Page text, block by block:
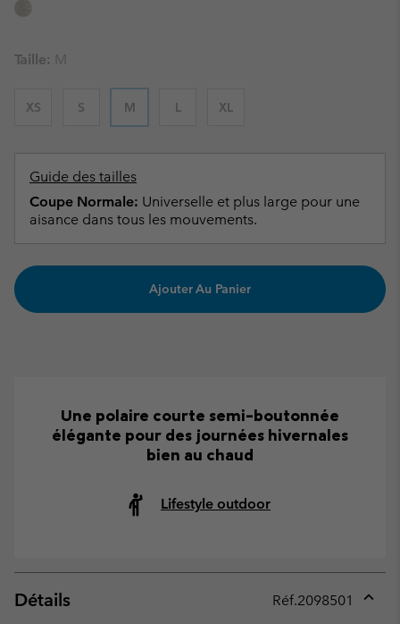
Taille: M
XS S M L XL
Guide des tailles
Coupe Normale: Universelle et plus large pour une
aisance dans tous les mouvements.
Ajouter Au Panier
Une polaire courte semi-boutonnée
élégante pour des journées hivernales
bien au chaud
Lifestyle outdoor
Détails Réf.2098501